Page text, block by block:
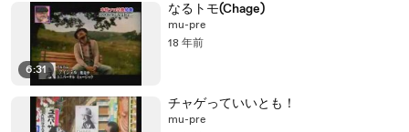
6:31
なるトモ(Chage)
mu-pre
18 年前
チャゲっていいとも！
mu-pre